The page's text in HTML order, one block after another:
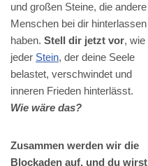
und großen Steine, die andere
Menschen bei dir hinterlassen
haben. Stell dir jetzt vor, wie
jeder Stein, der deine Seele
belastet, verschwindet und
inneren Frieden hinterlässt.
Wie wäre das?
Zusammen werden wir die
Blockaden auf, und du wirst